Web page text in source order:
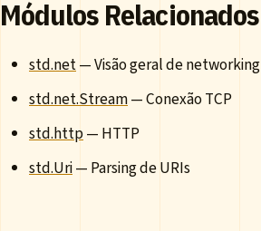
Módulos Relacionados
std.net— Visão geral de networking
std.net.Stream— Conexão TCP
std.http— HTTP
std.Uri— Parsing de URIs